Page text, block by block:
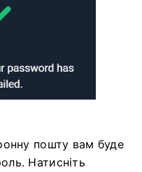
пошту вам буде
Натисніть